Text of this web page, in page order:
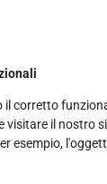
il corretto
visitare il nostro
esempio,